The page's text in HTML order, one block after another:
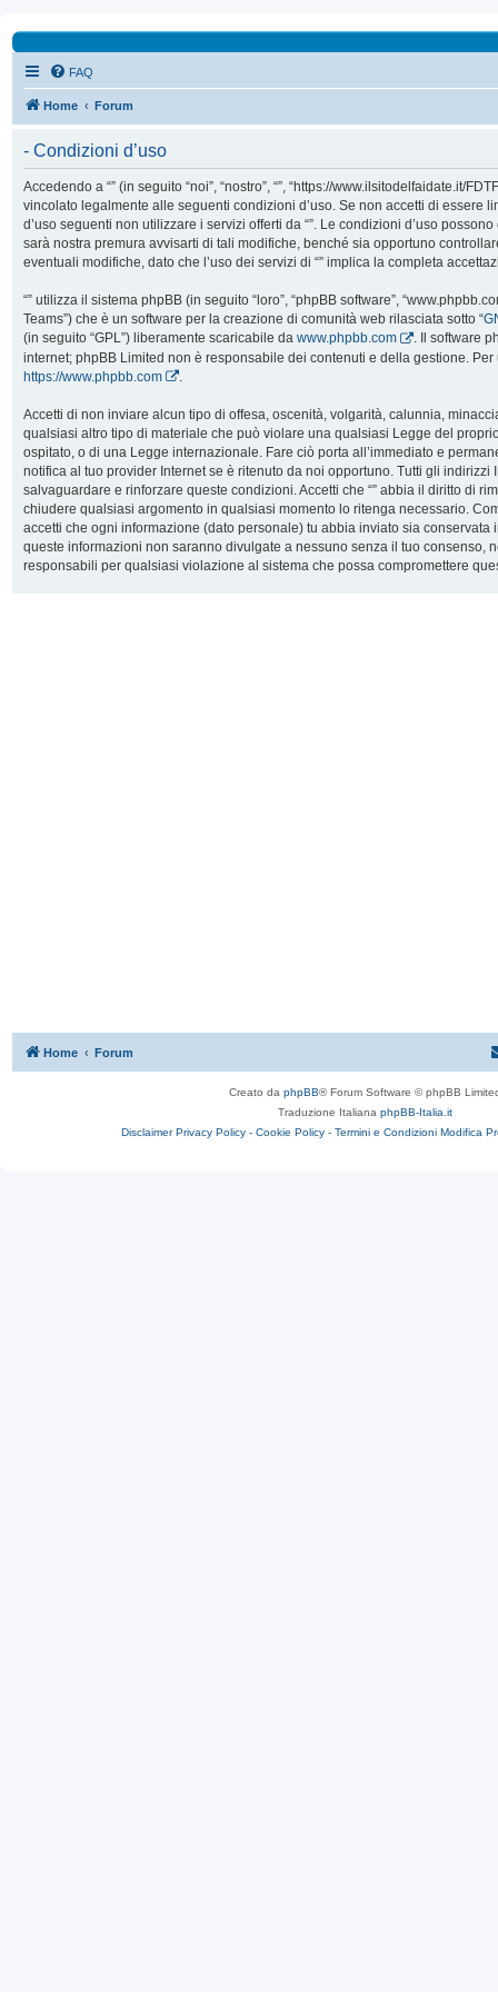
FAQ
Home Forum
- Condizioni d’uso
Accedendo a “” (in seguito “noi”, “nostro”, “”, “https://www.ilsitodelfaidate.it/
vincolato legalmente alle seguenti condizioni d’uso. Se non accetti di essere
d’uso seguenti non utilizzare i servizi offerti da “”. Le condizioni d’uso
sarà nostra premura avvisarti di tali modifiche, benché sia opportuno
eventuali modifiche, dato che l’uso dei servizi di “” implica la completa
“” utilizza il sistema phpBB (in seguito “loro”, “phpBB software”,
Teams”) che è un software per la creazione di comunità web rilasciata sotto “
(in seguito “GPL”) liberamente scaricabile da www.phpbb.com
. Il software
internet; phpBB Limited non è responsabile dei contenuti e della gestione.
https://www.phpbb.com
Accetti di non inviare alcun tipo di offesa, oscenità, volgarità, calunnia,
qualsiasi altro tipo di materiale che può violare una qualsiasi Legge del
ospitato, o di una Legge internazionale. Fare ciò porta all’immediato e
notifica al tuo provider Internet se è ritenuto da noi opportuno. Tutti gli indirizzi
salvaguardare e rinforzare queste condizioni. Accetti che “” abbia il diritto di
chiudere qualsiasi argomento in qualsiasi momento lo ritenga necessario.
accetti che ogni informazione (dato personale) tu abbia inviato sia conservata
queste informazioni non saranno divulgate a nessuno senza il tuo consenso,
responsabili per qualsiasi violazione al sistema che possa compromettere
Home Forum
Creato da phpBB® Forum Software © phpBB
Traduzione Italiana phpBB-Italia.it
Disclaimer Privacy Policy - Cookie Policy - Termini e Condizioni Modifica